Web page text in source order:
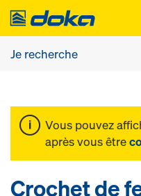
Vous pouvez
après vous être
Crochet de